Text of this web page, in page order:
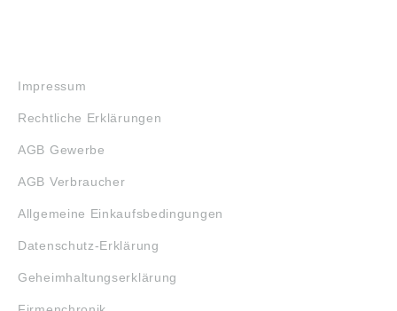
Impressum
Rechtliche Erklärungen
AGB Gewerbe
AGB Verbraucher
Allgemeine Einkaufsbedingungen
Datenschutz-Erklärung
Geheimhaltungserklärung